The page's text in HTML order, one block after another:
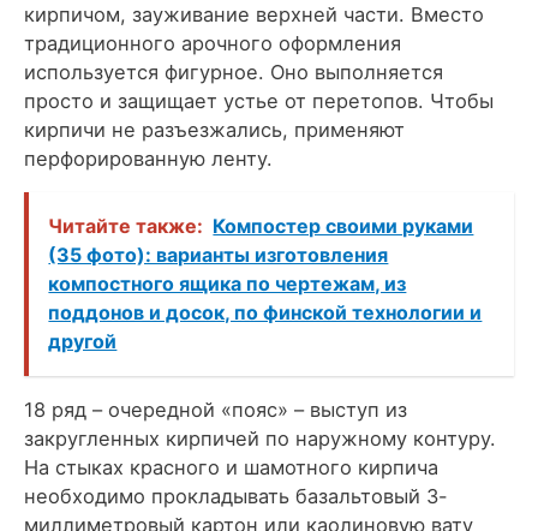
кирпичом, зауживание верхней части. Вместо
традиционного арочного оформления
используется фигурное. Оно выполняется
просто и защищает устье от перетопов. Чтобы
кирпичи не разъезжались, применяют
перфорированную ленту.
Читайте также: Компостер своими руками
(35 фото): варианты изготовления
компостного ящика по чертежам, из
поддонов и досок, по финской технологии и
другой
18 ряд – очередной «пояс» – выступ из
закругленных кирпичей по наружному контуру.
На стыках красного и шамотного кирпича
необходимо прокладывать базальтовый 3-
миллиметровый картон или каолиновую вату